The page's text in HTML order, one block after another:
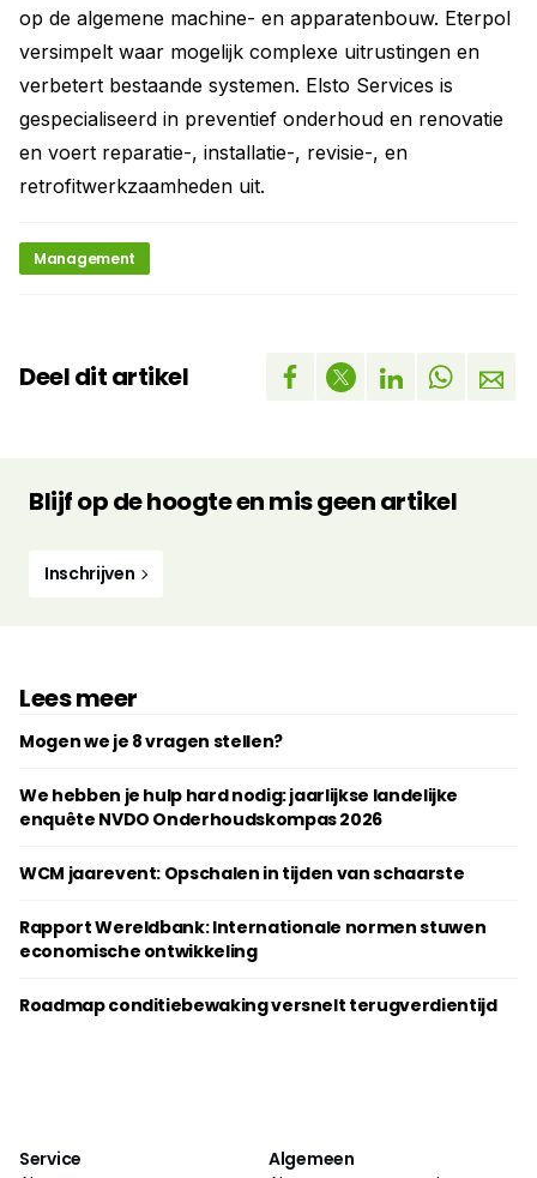
op de algemene machine- en apparatenbouw. Eterpol
versimpelt waar mogelijk complexe uitrustingen en
verbetert bestaande systemen. Elsto Services is
gespecialiseerd in preventief onderhoud en renovatie
en voert reparatie-, installatie-, revisie-, en
retrofitwerkzaamheden uit.
Management
Deel dit artikel
Blijf op de hoogte en mis geen artikel
Inschrijven
Lees meer
Mogen we je 8 vragen stellen?
We hebben je hulp hard nodig: jaarlijkse landelijke
enquête NVDO Onderhoudskompas 2026
WCM jaarevent: Opschalen in tijden van schaarste
Rapport Wereldbank: Internationale normen stuwen
economische ontwikkeling
Roadmap conditiebewaking versnelt terugverdientijd
Service Algemeen